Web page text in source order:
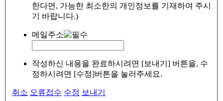
한다면, 가능한 최소한의 개인정보를 기재하여 주시
기 바랍니다.)
메일주소
작성하신 내용을 완료하시려면 [보내기] 버튼을, 수
정하시려면 [수정]버튼을 눌러주세요.
취소 오류접수 수정 보내기